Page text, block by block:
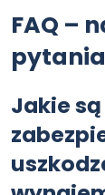
FAQ –
pytania
Jakie